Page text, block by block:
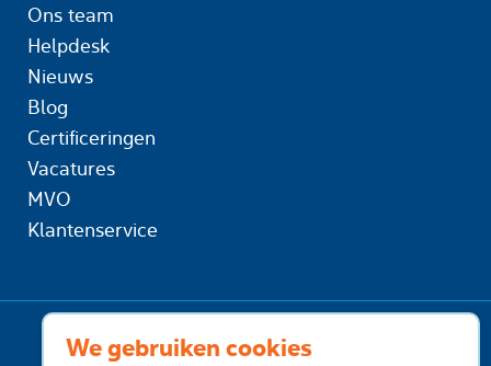
We gebruiken cookies
Ons team
Helpdesk
Nieuws
Blog
Certificeringen
Vacatures
MVO
Klantenservice